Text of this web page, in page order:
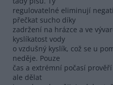
regulovatelné eliminují
přečkat sucho díky
zadržení na hrázce a ve
kyslíkatost vody
o vzdušný kyslík, což se u
neděje. Pouze
čas a extrémní počasí
ale dělat